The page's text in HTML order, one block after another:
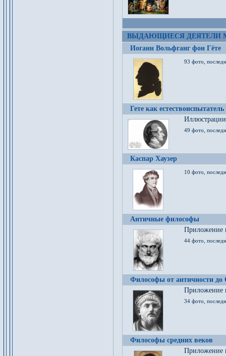
ВЫДАЮЩИЕСЯ ДЕЯТЕЛИ
Иоганн Вольфганг фон Гёте
93 фото,
Гете как естествоиспытатель
49 фото,
Каспар Хаузер
10 фото,
Античные философы
Приложение
44 фото,
Философы от античности до
Приложение
34 фото,
Философы средних веков
Приложение